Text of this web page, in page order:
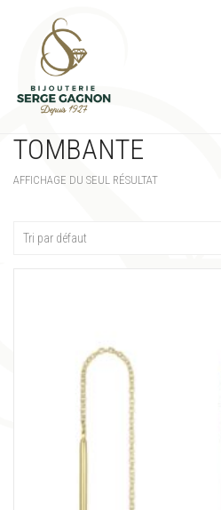
TOMBANTE
AFFICHAGE DU SEUL RÉSULTAT
Tri par défaut